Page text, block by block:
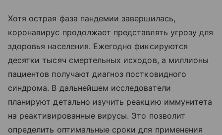
Хотя острая фаза пандемии завершилась,
коронавирус продолжает представлять угрозу для
здоровья населения. Ежегодно фиксируются
десятки тысяч смертельных исходов, а миллионы
пациентов получают диагноз постковидного
синдрома. В дальнейшем исследователи
планируют детально изучить реакцию иммунитета
на реактивированные вирусы. Это позволит
определить оптимальные сроки для применения